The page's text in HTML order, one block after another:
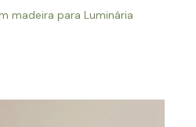
madeira para Luminária